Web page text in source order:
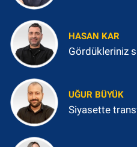
HASAN KAR
Gördükleriniz
UĞUR BÜYÜK
Siyasette